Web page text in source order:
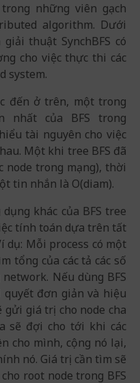
những viên gạch
algorithm. Dưới
thuật SynchBFS có
cho việc thực thi các
system.
đến ở trên, một trong
nhất của BFS trong
tài nguyên cho việc
Một khi tree BFS đã
node trong mạng), thời
tin nhắn là O(diam).
khác của BFS tree
tính toán dựa trên tất
dụ: Mỗi process có một
tổng của các tả các số
Nếu dùng BFS
đơn giản và hiệu
gửi giá trị cho node cha
sẽ đợi cho tới khi các
cho mình, cộng nó lại,
nó. Giá trị cần tìm sẽ
root node trong BFS